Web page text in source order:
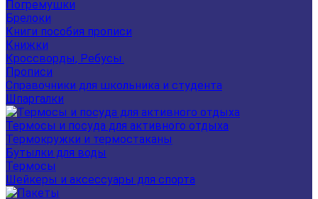
Погремушки
Брелоки
Книги пособия прописи
Книжки
Кроссворды, Ребусы.
Прописи
Справочники для школьника и студента
Шпаргалки
Термосы и посуда для активного отдыха
Термокружки и термостаканы
Бутылки для воды
Термосы
Шейкеры и аксессуары для спорта